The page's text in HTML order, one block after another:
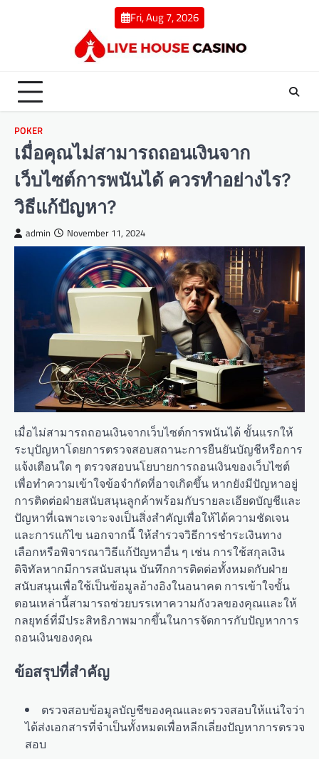
Fri, Aug 7, 2026
POKER
เมื่อคุณไม่สามารถถอนเงินจาก
เว็บไซต์การพนันได้ ควรทำอย่างไร?
วิธีแก้ปัญหา?
admin November 11, 2024
เมื่อไม่สามารถถอนเงินจากเว็บไซต์การพนันได้ ขั้นแรกให้
ระบุปัญหาโดยการตรวจสอบสถานะการยืนยันบัญชีหรือการ
แจ้งเตือนใด ๆ ตรวจสอบนโยบายการถอนเงินของเว็บไซต์
เพื่อทำความเข้าใจข้อจำกัดที่อาจเกิดขึ้น หากยังมีปัญหาอยู่
การติดต่อฝ่ายสนับสนุนลูกค้าพร้อมกับรายละเอียดบัญชีและ
ปัญหาที่เฉพาะเจาะจงเป็นสิ่งสำคัญเพื่อให้ได้ความชัดเจน
และการแก้ไข นอกจากนี้ ให้สำรวจวิธีการชำระเงินทาง
เลือกหรือพิจารณาวิธีแก้ปัญหาอื่น ๆ เช่น การใช้สกุลเงิน
ดิจิทัลหากมีการสนับสนุน บันทึกการติดต่อทั้งหมดกับฝ่าย
สนับสนุนเพื่อใช้เป็นข้อมูลอ้างอิงในอนาคต การเข้าใจขั้น
ตอนเหล่านี้สามารถช่วยบรรเทาความกังวลของคุณและให้
กลยุทธ์ที่มีประสิทธิภาพมากขึ้นในการจัดการกับปัญหาการ
ถอนเงินของคุณ
ข้อสรุปที่สำคัญ
ตรวจสอบข้อมูลบัญชีของคุณและตรวจสอบให้แน่ใจว่า
ได้ส่งเอกสารที่จำเป็นทั้งหมดเพื่อหลีกเลี่ยงปัญหาการตรวจ
สอบ